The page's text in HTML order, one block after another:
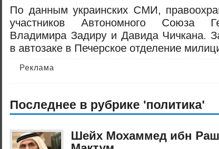
По данным украинских СМИ,
участников Автономного Союза
Владимира Задиру и Давида Чичкана.
в автозаке в Печерское отделение
Реклама
Последнее в рубрике 'политика'
Шейх Мохаммед ибн